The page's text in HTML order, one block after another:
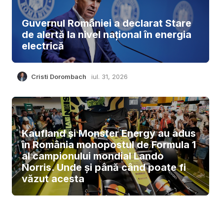
Guvernul României a declarat Stare
de alertă la nivel național în energia
electrică
Cristi Dorombach iul. 31, 2026
Kaufland și Monster Energy au adus
în România monopostul de Formula 1
al campionului mondial Lando
Norris. Unde și până când poate fi
văzut acesta